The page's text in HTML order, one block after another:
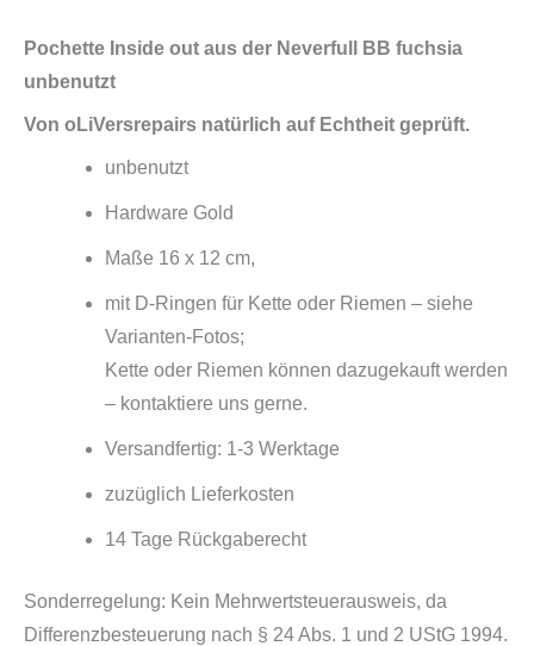
Pochette Inside out aus der Neverfull BB fuchsia
unbenutzt
Von oLiVersrepairs natürlich auf Echtheit geprüft.
unbenutzt
Hardware Gold
Maße 16 x 12 cm,
mit D-Ringen für Kette oder Riemen – siehe
Varianten-Fotos;
Kette oder Riemen können dazugekauft werden
– kontaktiere uns gerne.
Versandfertig: 1-3 Werktage
zuzüglich Lieferkosten
14 Tage Rückgaberecht
Sonderregelung: Kein Mehrwertsteuerausweis, da
Differenzbesteuerung nach § 24 Abs. 1 und 2 UStG 1994.